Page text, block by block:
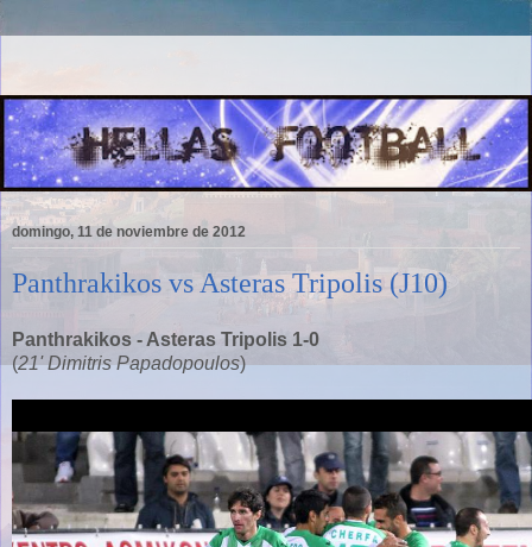
domingo, 11 de noviembre de 2012
Panthrakikos vs Asteras Tripolis (J10)
Panthrakikos - Asteras Tripolis 1-0
(21' Dimitris Papadopoulos)